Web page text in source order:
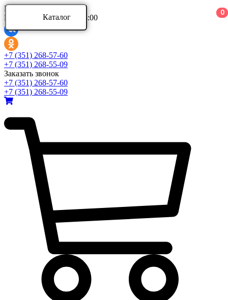
Ваш город:
Режим работы: 9:00 - 18:00
+7 (351) 268-57-60
+7 (351) 268-55-09
Заказать звонок
+7 (351) 268-57-60
+7 (351) 268-55-09
0
0
0
Каталог
Каталог
Аксессуары для ванной комнаты
Аксессуары для ванной комнаты Aquatek
Аксессуары для ванной комнаты Azario
Аксессуары для ванной комнаты BERGES
Развернуть (4)
Ванны и комплектующие
Ванны акриловые
Ванны асимметричные
Ванны стальные
(5)
Водонагреватели
Газовые водонагреватели
Электрические водонагреватели накопительные
Водоподготовка